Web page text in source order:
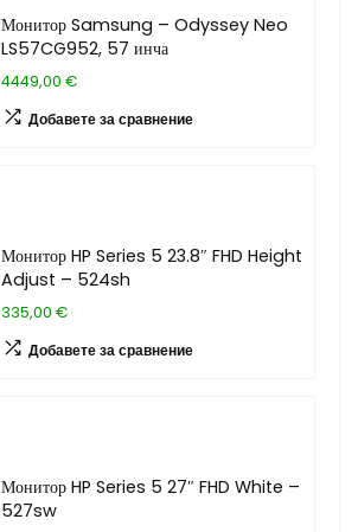
Монитор Samsung – Odyssey Neo
LS57CG952, 57 инча
4449,00 €
Добавете за сравнение
Монитор HP Series 5 23.8″ FHD Height
Adjust – 524sh
335,00 €
Добавете за сравнение
Монитор HP Series 5 27″ FHD White –
527sw